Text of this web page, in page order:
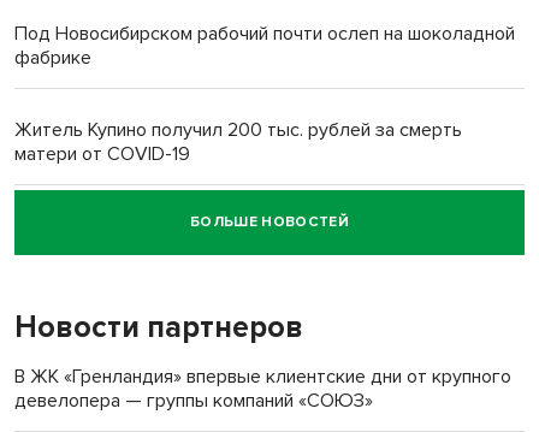
Под Новосибирском рабочий почти ослеп на шоколадной
фабрике
Житель Купино получил 200 тыс. рублей за смерть
матери от COVID-19
Новосибирский суд наказал водителя за смерть
пенсионерки на вокзале
«Мы живём на пастбище!»: в новосибирском селе лошади
терроризируют жителей
Инвалид получил условный срок за избиение врачей
БОЛЬШЕ НОВОСТЕЙ
Новости партнеров
В ЖК «Гренландия» впервые клиентские дни от крупного
девелопера — группы компаний «СОЮЗ»